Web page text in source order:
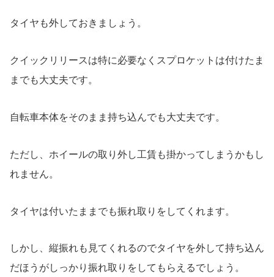
タイヤも外しておきましょう。
クイックリリースは特に必要なくスプロケットは付けたま
までも大丈夫です。
自転車本体をそのまま持ち込んでも大丈夫です。
ただし、ホイールの取り外し工賃も掛かってしまうかもし
れません。
タイヤは付いたままでも振れ取りをしてくれます。
しかし、縦振れも見てくれるのでタイヤを外して持ち込ん
だほうがしっかり振れ取りをしてもらえるでしょう。